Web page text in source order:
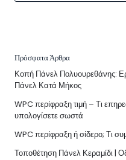
Πρόσφατα Άρθρα
Κοπή Πάνελ Πολυουρεθάνης:
Πάνελ Κατά Μήκος
WPC περίφραξη τιμή – Τι
υπολογίσετε σωστά
WPC περίφραξη ή σίδερο; Τι
Τοποθέτηση Πάνελ Κεραμίδι |